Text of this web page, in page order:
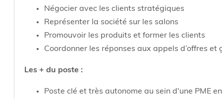
Négocier avec les clients stratégiques
Représenter la société sur les salons
Promouvoir les produits et former les clients
Coordonner les réponses aux appels d’offres
Les + du poste :
Poste clé et très autonome au sein d'une PME